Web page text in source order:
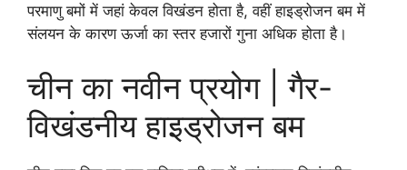
परमाणु बमों में जहां केवल विखंडन होता है, वहीं हाइड्रोजन बम में
संलयन के कारण ऊर्जा का स्तर हजारों गुना अधिक होता है।
चीन का नवीन प्रयोग | गैर-
विखंडनीय हाइड्रोजन बम